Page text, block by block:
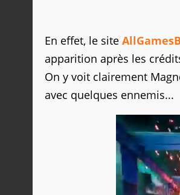
En effet, le site
apparition après les
On y voit clairement
avec quelques ennemis...